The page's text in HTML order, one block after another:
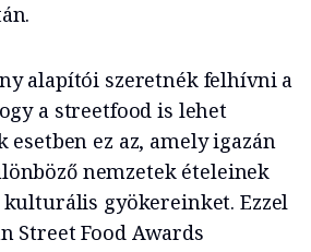
alapítói szeretnék felhívni a
a streetfood is lehet
esetben ez az, amely igazán
nemzetek ételeinek
kulturális gyökereinket. Ezzel
Street Food Awards